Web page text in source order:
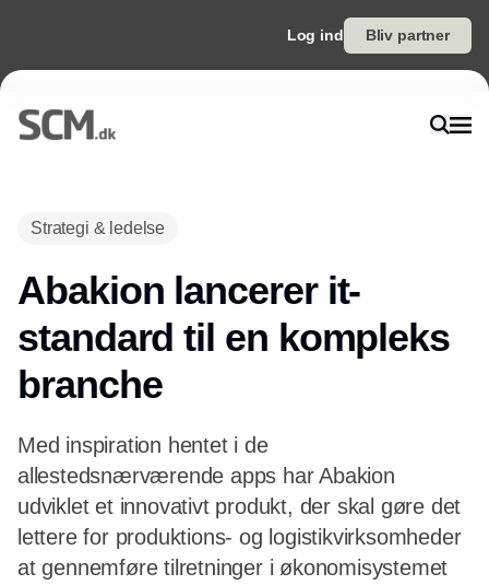
Log ind Bliv partner
Strategi & ledelse
Abakion lancerer it-
standard til en kompleks
branche
Med inspiration hentet i de
allestedsnærværende apps har Abakion
udviklet et innovativt produkt, der skal gøre det
lettere for produktions- og logistikvirksomheder
at gennemføre tilretninger i økonomisystemet